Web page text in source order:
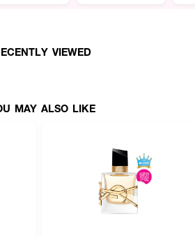
เช่น ต้นคอ ข้อมือ ข้อพับแขน และสามารถเพิ่ม
VIEWED
MAY ALSO LIKE